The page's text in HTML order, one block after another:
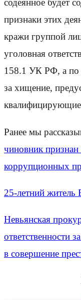
содеянное будет
признаки этих
кражи группой
уголовная
158.1 УК РФ, а по
за хищение,
квалифицирующие
Ранее мы
чиновник
коррупционных
25-летний житель
Невьянская
ответственности
в совершение